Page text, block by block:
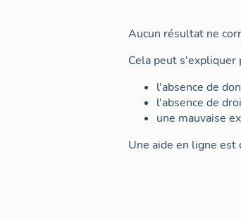
Aucun résultat ne
Cela peut s'expliquer
l'absence de
l'absence de
une mauvaise
Une aide en ligne est